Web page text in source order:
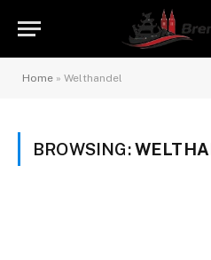
Home » Welthandel
BROWSING: